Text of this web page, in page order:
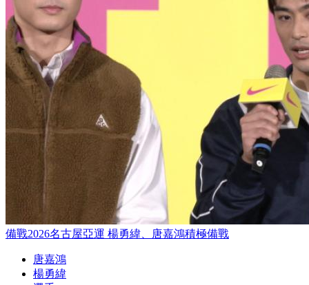
備戰2026名古屋亞運 楊勇緯、唐嘉鴻積極備戰
唐嘉鴻
楊勇緯